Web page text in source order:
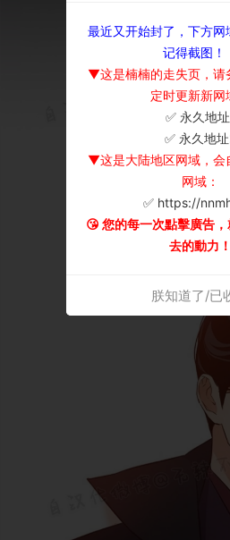
最近又开始封了，下方网
记得截图！
▼这是楠楠的走失页，请
定时更新新网
✅ 永久地
✅ 永久地
▼这是大陆地区网域，会
网域：
✅ https://
😘 您的每一次點擊廣告
去的動力！
朕知道了/已